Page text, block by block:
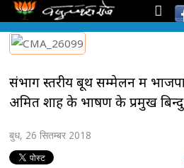
संभाग स्तरीय बूथ सम्मेलन में भाजपा के
अमित शाह के भाषण के प्रमुख बिन्दु
बुध, 26 सितम्बर 2018